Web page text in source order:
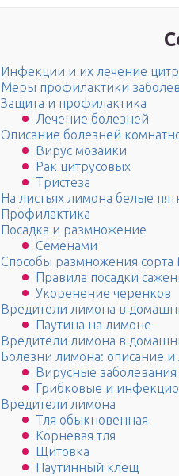
Инфекции и их лечение
Меры профилактики
Защита и профилактика
Лечение болезней
Описание болезней
Вирус мозаики
Рак цитрусовых
Тристеза
На листьях лимона белые
Профилактика
Посадка и размножение
Семенами
Способы размножения
Правила посадки
Укоренение черенков
Вредители лимона в
Паутина на лимоне
Вредители лимона в
Болезни лимона: описание и
Вирусные
Грибковые и
Вредители лимона
Тля обыкновенная
Корневая тля
Щитовка
Паутинный клещ